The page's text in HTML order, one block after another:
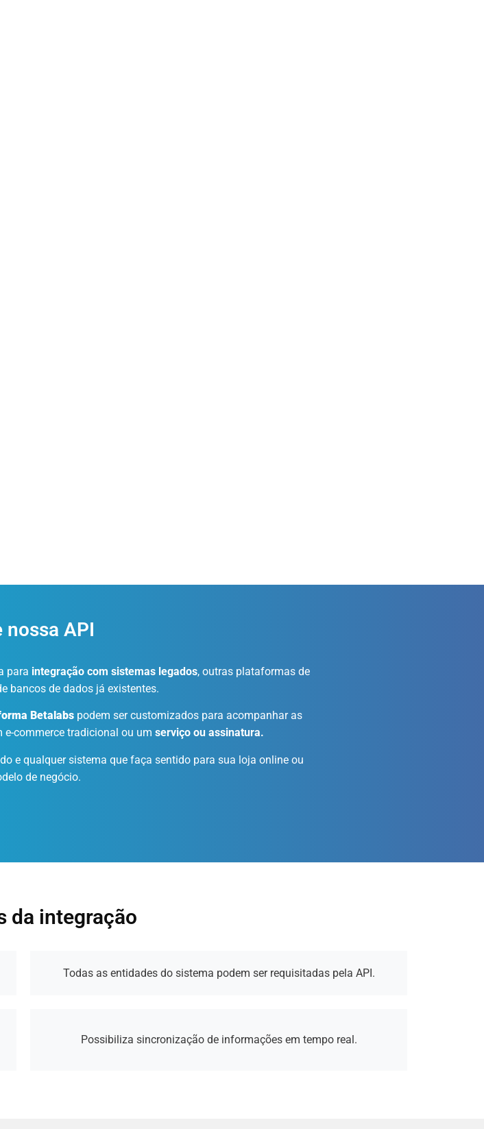
nossa API
para integração com sistemas legados, outras plataformas de
bancos de dados já existentes.
Betalabs podem ser customizados para acompanhar as
e-commerce tradicional ou um serviço ou assinatura.
e qualquer sistema que faça sentido para sua loja online ou
de negócio.
da integração
Todas as entidades do sistema podem ser requisitadas pela API.
Possibiliza sincronização de informações em tempo real.